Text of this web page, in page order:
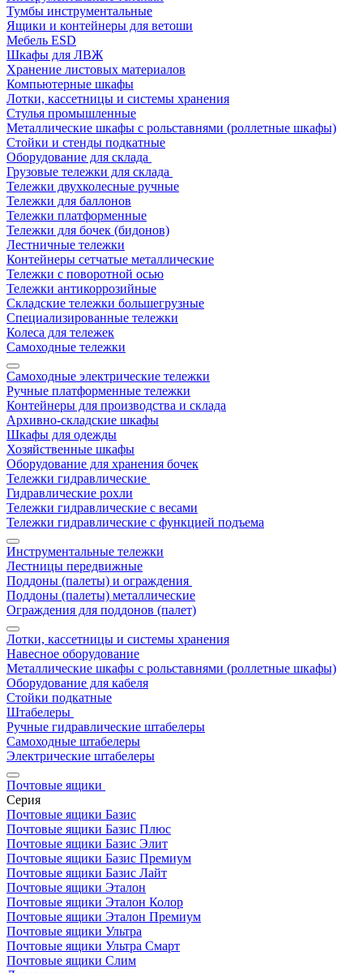
Тумбы инструментальные
Ящики и контейнеры для ветоши
Мебель ESD
Шкафы для ЛВЖ
Хранение листовых материалов
Компьютерные шкафы
Лотки, кассетницы и системы хранения
Стулья промышленные
Металлические шкафы с рольставнями (роллетные шкафы)
Стойки и стенды подкатные
Оборудование для склада
Грузовые тележки для склада
Тележки двухколесные ручные
Тележки для баллонов
Тележки платформенные
Тележки для бочек (бидонов)
Лестничные тележки
Контейнеры сетчатые металлические
Тележки с поворотной осью
Тележки антикоррозийные
Складские тележки большегрузные
Специализированные тележки
Колеса для тележек
Самоходные тележки
Самоходные электрические тележки
Ручные платформенные тележки
Контейнеры для производства и склада
Архивно-складские шкафы
Шкафы для одежды
Хозяйственные шкафы
Оборудование для хранения бочек
Тележки гидравлические
Гидравлические рохли
Тележки гидравлические с весами
Тележки гидравлические с функцией подъема
Инструментальные тележки
Лестницы передвижные
Поддоны (палеты) и ограждения
Поддоны (палеты) металлические
Ограждения для поддонов (палет)
Лотки, кассетницы и системы хранения
Навесное оборудование
Металлические шкафы с рольставнями (роллетные шкафы)
Оборудование для кабеля
Стойки подкатные
Штабелеры
Ручные гидравлические штабелеры
Самоходные штабелеры
Электрические штабелеры
Почтовые ящики
Серия
Почтовые ящики Базис
Почтовые ящики Базис Плюс
Почтовые ящики Базис Элит
Почтовые ящики Базис Премиум
Почтовые ящики Базис Лайт
Почтовые ящики Эталон
Почтовые ящики Эталон Колор
Почтовые ящики Эталон Премиум
Почтовые ящики Ультра
Почтовые ящики Ультра Смарт
Почтовые ящики Слим